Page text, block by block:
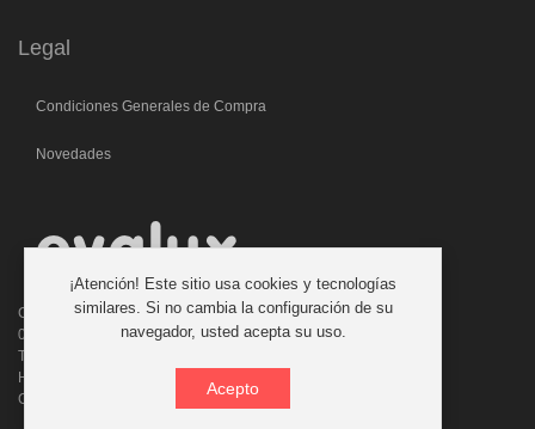
Legal
Condiciones Generales de Compra
Novedades
C/. Laforja, 46
08006 BARCELONA (ESPAÑA)
Teléfono: 933 210 593 - 619 711 900
Horario atencion telefonica: 9:00 a 14:00 Tardes con cita previa
Consultas:evalux@evalux.com
¡Atención! Este sitio usa cookies y tecnologías
similares. Si no cambia la configuración de su
navegador, usted acepta su uso.
Acepto